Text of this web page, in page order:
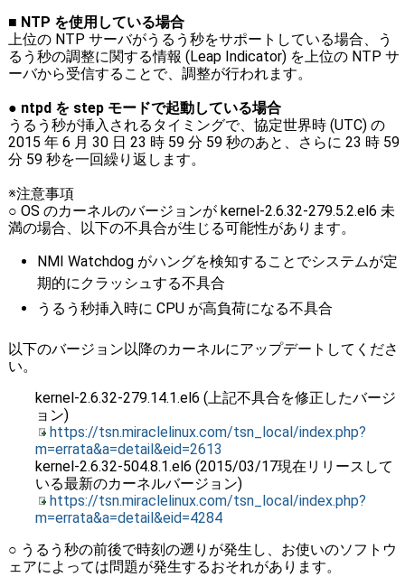
■ NTP を使用している場合
上位の NTP サーバがうるう秒をサポートしている場合、う
るう秒の調整に関する情報 (Leap Indicator) を上位の NTP サ
ーバから受信することで、調整が行われます。
● ntpd を step モードで起動している場合
うるう秒が挿入されるタイミングで、協定世界時 (UTC) の
2015 年 6 月 30 日 23 時 59 分 59 秒のあと、さらに 23 時 59
分 59 秒を一回繰り返します。
※注意事項
○ OS のカーネルのバージョンが kernel-2.6.32-279.5.2.el6 未
満の場合、以下の不具合が生じる可能性があります。
NMI Watchdog がハングを検知することでシステムが定
期的にクラッシュする不具合
うるう秒挿入時に CPU が高負荷になる不具合
以下のバージョン以降のカーネルにアップデートしてくださ
い。
kernel-2.6.32-279.14.1.el6 (上記不具合を修正したバージ
ョン)
https://tsn.miraclelinux.com/tsn_local/index.php?
m=errata&a=detail&eid=2613
kernel-2.6.32-504.8.1.el6 (2015/03/17現在リリースして
いる最新のカーネルバージョン)
https://tsn.miraclelinux.com/tsn_local/index.php?
m=errata&a=detail&eid=4284
○ うるう秒の前後で時刻の遡りが発生し、お使いのソフトウ
ェアによっては問題が発生するおそれがあります。